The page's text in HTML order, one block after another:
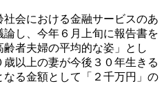
会における金融サービスのあ
し、今年６月上旬に報告書を
者夫婦の平均的な姿」とし
以上の妻が今後３０年生きる
る金額として「２千万円」の